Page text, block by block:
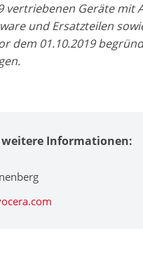
vertriebenen Geräte mit
und Ersatzteilen
dem 01.10.2019
Informationen: